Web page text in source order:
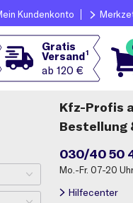
Kundenkonto
Gratis
Versand1
ab 120 €
Kfz-Profis
Bestellung
030/40 50
Mo.-Fr. 07-20
Hilfecenter